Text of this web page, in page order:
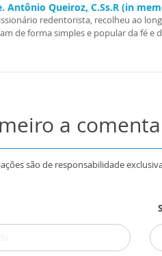
Antônio Queiroz, C.Ss.R (in
redentorista, recolheu ao
de forma simples e popular da fé e
a
são de responsabilidade